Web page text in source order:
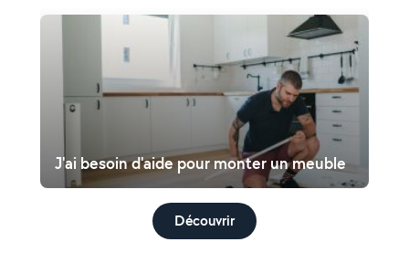
J'ai besoin d'aide pour monter un meuble
Découvrir